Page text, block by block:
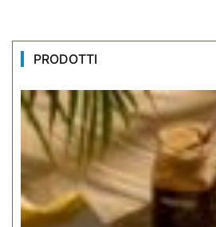
PRODOTTI